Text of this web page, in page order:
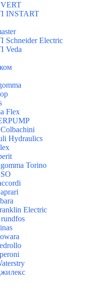
INSTART
Electric
Veda
Flex
Hydraulics
Torino
Electric